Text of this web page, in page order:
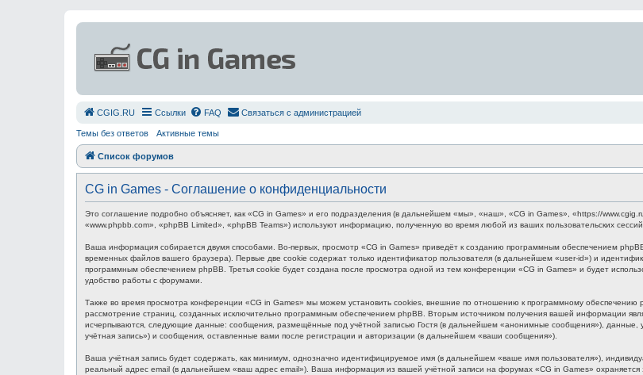
СGIG.RU Ссылки FAQ Связаться с администрацией
Темы без ответов Активные темы
Список форумов
CG in Games - Соглашение о конфиденциальности
Это соглашение подробно объясняет, как «CG in Games» и его подразделения (в дальнейшем «мы», «наш», «CG in Games», «https://
«www.phpbb.com», «phpBB Limited», «phpBB Teams») используют информацию, полученную во время любой из ваших пользовательских
Ваша информация собирается двумя способами. Во-первых, просмотр «CG in Games» приведёт к созданию программным обеспечением
временных файлов вашего браузера). Первые две cookie содержат только идентификатор пользователя (в дальнейшем «user-id») и
программным обеспечением phpBB. Третья cookie будет создана после просмотра одной из тем конференции «CG in Games» и будет
удобство работы с форумами.
Также во время просмотра конференции «CG in Games» мы можем установить cookies, внешние по отношению к программному обеспечению
рассмотрение страниц, созданных исключительно программным обеспечением phpBB. Вторым источником получения вашей информации
исчерпываются, следующие данные: сообщения, размещённые под учётной записью Гостя (в дальнейшем «анонимные сообщения»),
учётная запись») и сообщения, оставленные вами после регистрации и авторизации (в дальнейшем «ваши сообщения»).
Ваша учётная запись будет содержать, как минимум, однозначно идентифицируемое имя (в дальнейшем «ваше имя пользователя»),
реальный адрес email (в дальнейшем «ваш адрес email»). Ваша информация из вашей учётной записи на форумах «CG in Games»